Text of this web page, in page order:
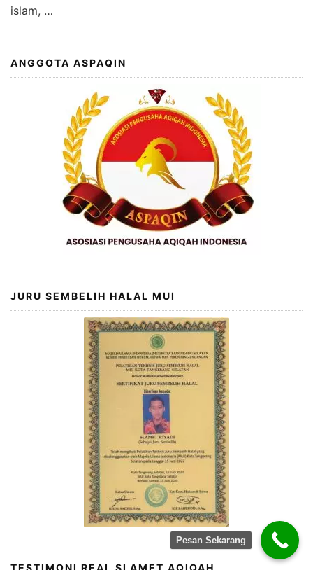
islam, …
ANGGOTA ASPAQIN
JURU SEMBELIH HALAL MUI
TESTIMONI REAL SLAMET AQIQAH
Pesan Sekarang